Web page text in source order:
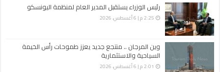
رئيس الوزراء يستقبل المدير العام لمنظمة اليونسكو
2:25 م | 6 أغسطس، 2026
وين المرجان .. منتجع جديد يعزز طموحات رأس الخيمة
السياحية والاستثمارية
2:01 م | 6 أغسطس، 2026